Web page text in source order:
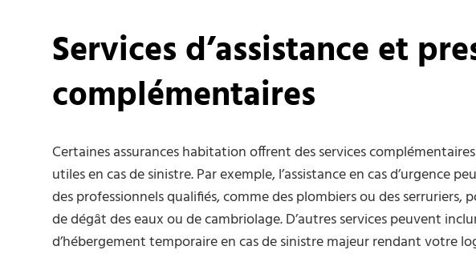
Services d’assistance et
complémentaires
Certaines assurances habitation offrent des services
utiles en cas de sinistre. Par exemple, l’assistance en cas d’urgence
des professionnels qualifiés, comme des plombiers ou des
de dégât des eaux ou de cambriolage. D’autres services peuvent
d’hébergement temporaire en cas de sinistre majeur rendant votre